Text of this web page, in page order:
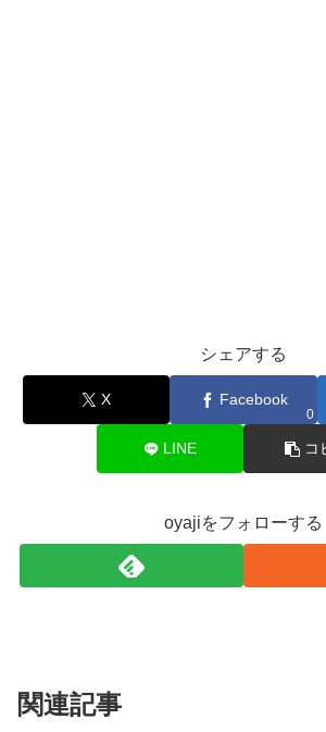
シェアする
X Facebook
0
LINE コ
oyajiをフォローする
関連記事